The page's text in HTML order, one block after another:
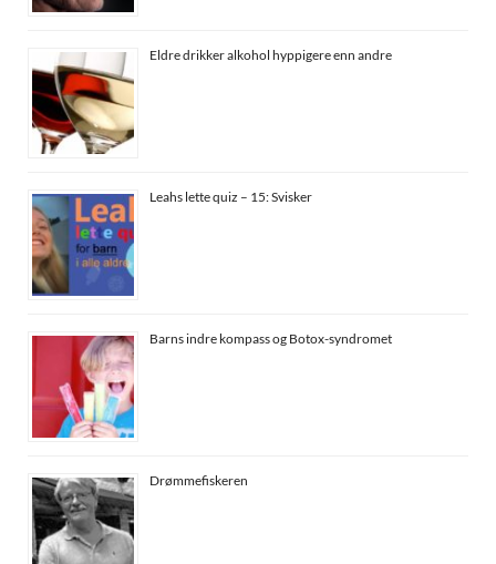
Eldre drikker alkohol hyppigere enn andre
Leahs lette quiz – 15: Svisker
Barns indre kompass og Botox-syndromet
Drømmefiskeren